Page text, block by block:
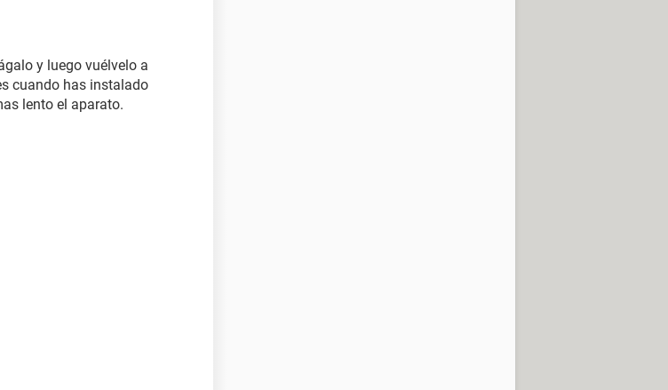
y luego vuélvelo a
cuando has instalado
lento el aparato.